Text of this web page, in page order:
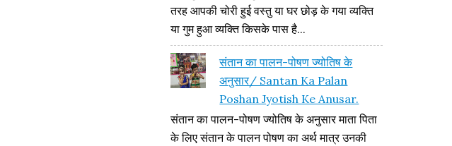
तरह आपकी चोरी हुई वस्तु या घर छोड़ के गया व्यक्ति
या गुम हुआ व्यक्ति किसके पास है...
संतान का पालन-पोषण ज्योतिष के
अनुसार/ Santan Ka Palan
Poshan Jyotish Ke Anusar.
संतान का पालन-पोषण ज्योतिष के अनुसार माता पिता
के लिए संतान के पालन पोषण का अर्थ मात्र उनकी